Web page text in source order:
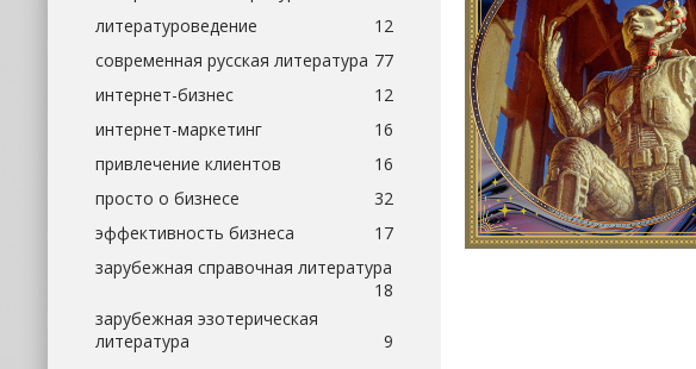
литературоведение
12
современная русская литература 77
интернет-бизнес
12
интернет-маркетинг
16
привлечение клиентов
16
просто о бизнесе
32
эффективность бизнеса
17
зарубежная справочная литература
18
зарубежная эзотерическая
литература
9